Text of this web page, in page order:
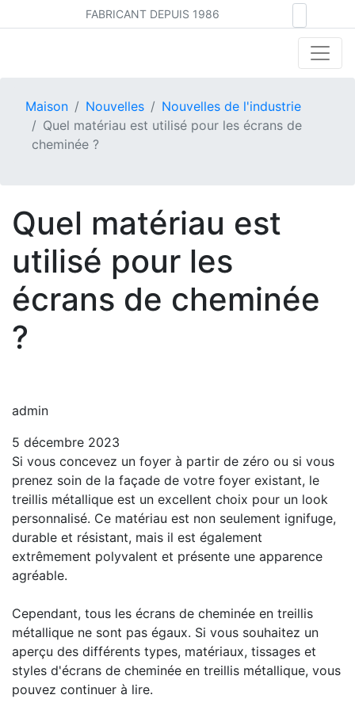
FABRICANT DEPUIS 1986
Maison Nouvelles
Nouvelles de l'industrie
Quel matériau est utilisé pour les écrans de
cheminée ?
Quel matériau est
utilisé pour les
écrans de cheminée
?
admin
5 décembre 2023
Si vous concevez un foyer à partir de zéro ou si vous
prenez soin de la façade de votre foyer existant, le
treillis métallique est un excellent choix pour un look
personnalisé. Ce matériau est non seulement ignifuge,
durable et résistant, mais il est également
extrêmement polyvalent et présente une apparence
agréable.
Cependant, tous les écrans de cheminée en treillis
métallique ne sont pas égaux. Si vous souhaitez un
aperçu des différents types, matériaux, tissages et
styles d'écrans de cheminée en treillis métallique, vous
pouvez continuer à lire.